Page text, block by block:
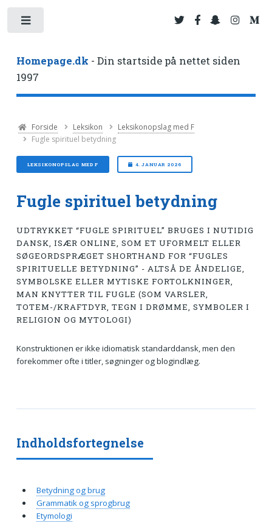
Homepage.dk - Din startside på nettet siden
1997
Forside Leksikon
Leksikonopslag med F
Fugle spirituel betydning
LEKSIKONOPSLAG MED F 4. JANUAR 2026
Fugle spirituel betydning
UDTRYKKET “FUGLE SPIRITUEL” BRUGES I NUTIDIG
DANSK, ISÆR ONLINE, SOM ET UFORMELT ELLER
SØGEORDSPRÆGET SHORTHAND FOR “FUGLES
SPIRITUELLE BETYDNING” - ALTSÅ DE ÅNDELIGE,
SYMBOLSKE ELLER MYTISKE FORTOLKNINGER,
MAN KNYTTER TIL FUGLE (SOM VARSLER,
TOTEM-/KRAFTDYR, TEGN I DRØMME, SYMBOLER I
RELIGION OG MYTOLOGI)
Konstruktionen er ikke idiomatisk standarddansk, men den
forekommer ofte i titler, søgninger og blogindlæg.
Indholdsfortegnelse
Betydning og brug
Grammatik og sprogbrug
Etymologi